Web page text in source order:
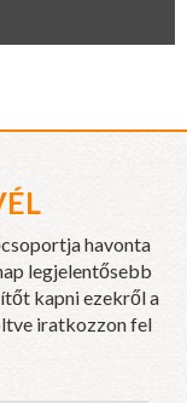
havonta
legjelentősebb
kapni ezekről a
iratkozzon fel